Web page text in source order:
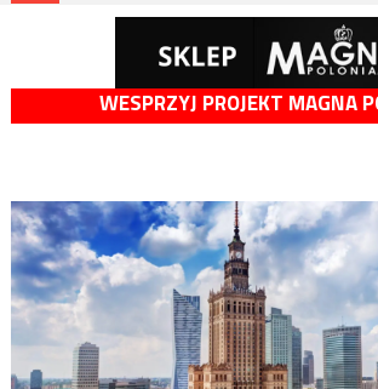
WESPRZYJ PROJEKT MAGNA